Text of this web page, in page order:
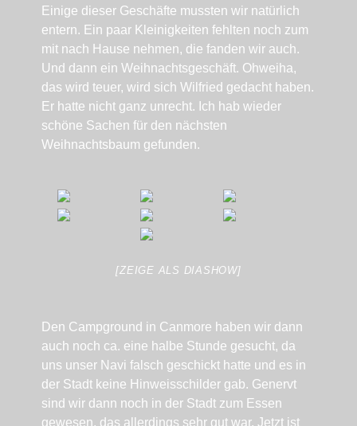
Einige dieser Geschäfte mussten wir natürlich
entern. Ein paar Kleinigkeiten fehlten noch zum
mit nach Hause nehmen, die fanden wir auch.
Und dann ein Weihnachtsgeschäft. Ohweiha,
das wird teuer, wird sich Wilfried gedacht haben.
Er hatte nicht ganz unrecht. Ich hab wieder
schöne Sachen für den nächsten
Weihnachtsbaum gefunden.
[ZEIGE ALS DIASHOW]
Den Campground in Canmore haben wir dann
auch noch ca. eine halbe Stunde gesucht, da
uns unser Navi falsch geschickt hatte und es in
der Stadt keine Hinweisschilder gab. Genervt
sind wir dann noch in der Stadt zum Essen
gewesen, das allerdings sehr gut war. Jetzt ist